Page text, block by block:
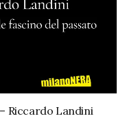
Riccardo Landini